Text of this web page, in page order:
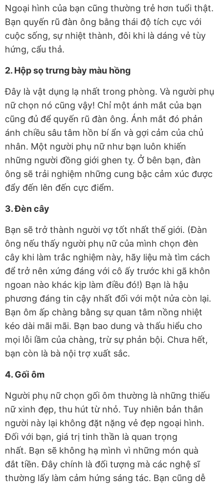
Ngoại hình của bạn cũng thường trẻ hơn tuổi thật.
Bạn quyến rũ đàn ông bằng thái độ tích cực với
cuộc sống, sự nhiệt thành, đôi khi là dáng vẻ tùy
hứng, cẩu thả.
2. Hộp sọ trưng bày màu hồng
Đây là vật dụng lạ nhất trong phòng. Và người phụ
nữ chọn nó cũng vậy! Chỉ một ánh mắt của bạn
cũng đủ để quyến rũ đàn ông. Ánh mắt đó phản
ánh chiều sâu tâm hồn bí ẩn và gợi cảm của chủ
nhân. Một người phụ nữ như bạn luôn khiến
những người đồng giới ghen tỵ. Ở bên bạn, đàn
ông sẽ trải nghiệm những cung bậc cảm xúc được
đẩy đến lên đến cực điểm.
3. Đèn cây
Bạn sẽ trở thành người vợ tốt nhất thế giới. (Đàn
ông nếu thấy người phụ nữ của mình chọn đèn
cây khi làm trắc nghiệm này, hãy liệu mà tìm cách
để trở nên xứng đáng với cô ấy trước khi gã khôn
ngoan nào khác kịp làm điều đó!) Bạn là hậu
phương đáng tin cậy nhất đối với một nửa còn lại.
Bạn ôm ấp chàng bằng sự quan tâm nồng nhiệt
kéo dài mãi mãi. Bạn bao dung và thấu hiểu cho
mọi lỗi lầm của chàng, trừ sự phản bội. Chưa hết,
bạn còn là bà nội trợ xuất sắc.
4. Gối ôm
Người phụ nữ chọn gối ôm thường là những thiếu
nữ xinh đẹp, thu hút từ nhỏ. Tuy nhiên bản thân
người này lại không đặt nặng vẻ đẹp ngoại hình.
Đối với bạn, giá trị tinh thần là quan trọng
nhất. Bạn sẽ không hạ mình vì những món quà
đắt tiền. Đây chính là đối tượng mà các nghệ sĩ
thường lấy làm cảm hứng sáng tác. Bạn cũng dễ